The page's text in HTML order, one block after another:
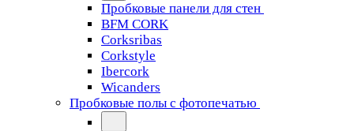
Пробковые панели для стен
BFM CORK
Corksribas
Corkstyle
Ibercork
Wicanders
Пробковые полы с фотопечатью